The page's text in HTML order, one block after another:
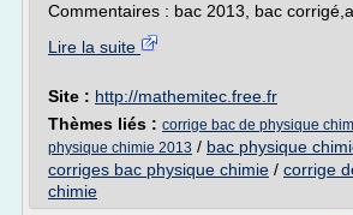
Commentaires : bac 2013, bac
Lire la suite
Site : http://mathemitec.free.fr
Thèmes liés : corrige bac de physique
physique chimie 2013 / bac physique
corriges bac physique chimie / corrige
chimie